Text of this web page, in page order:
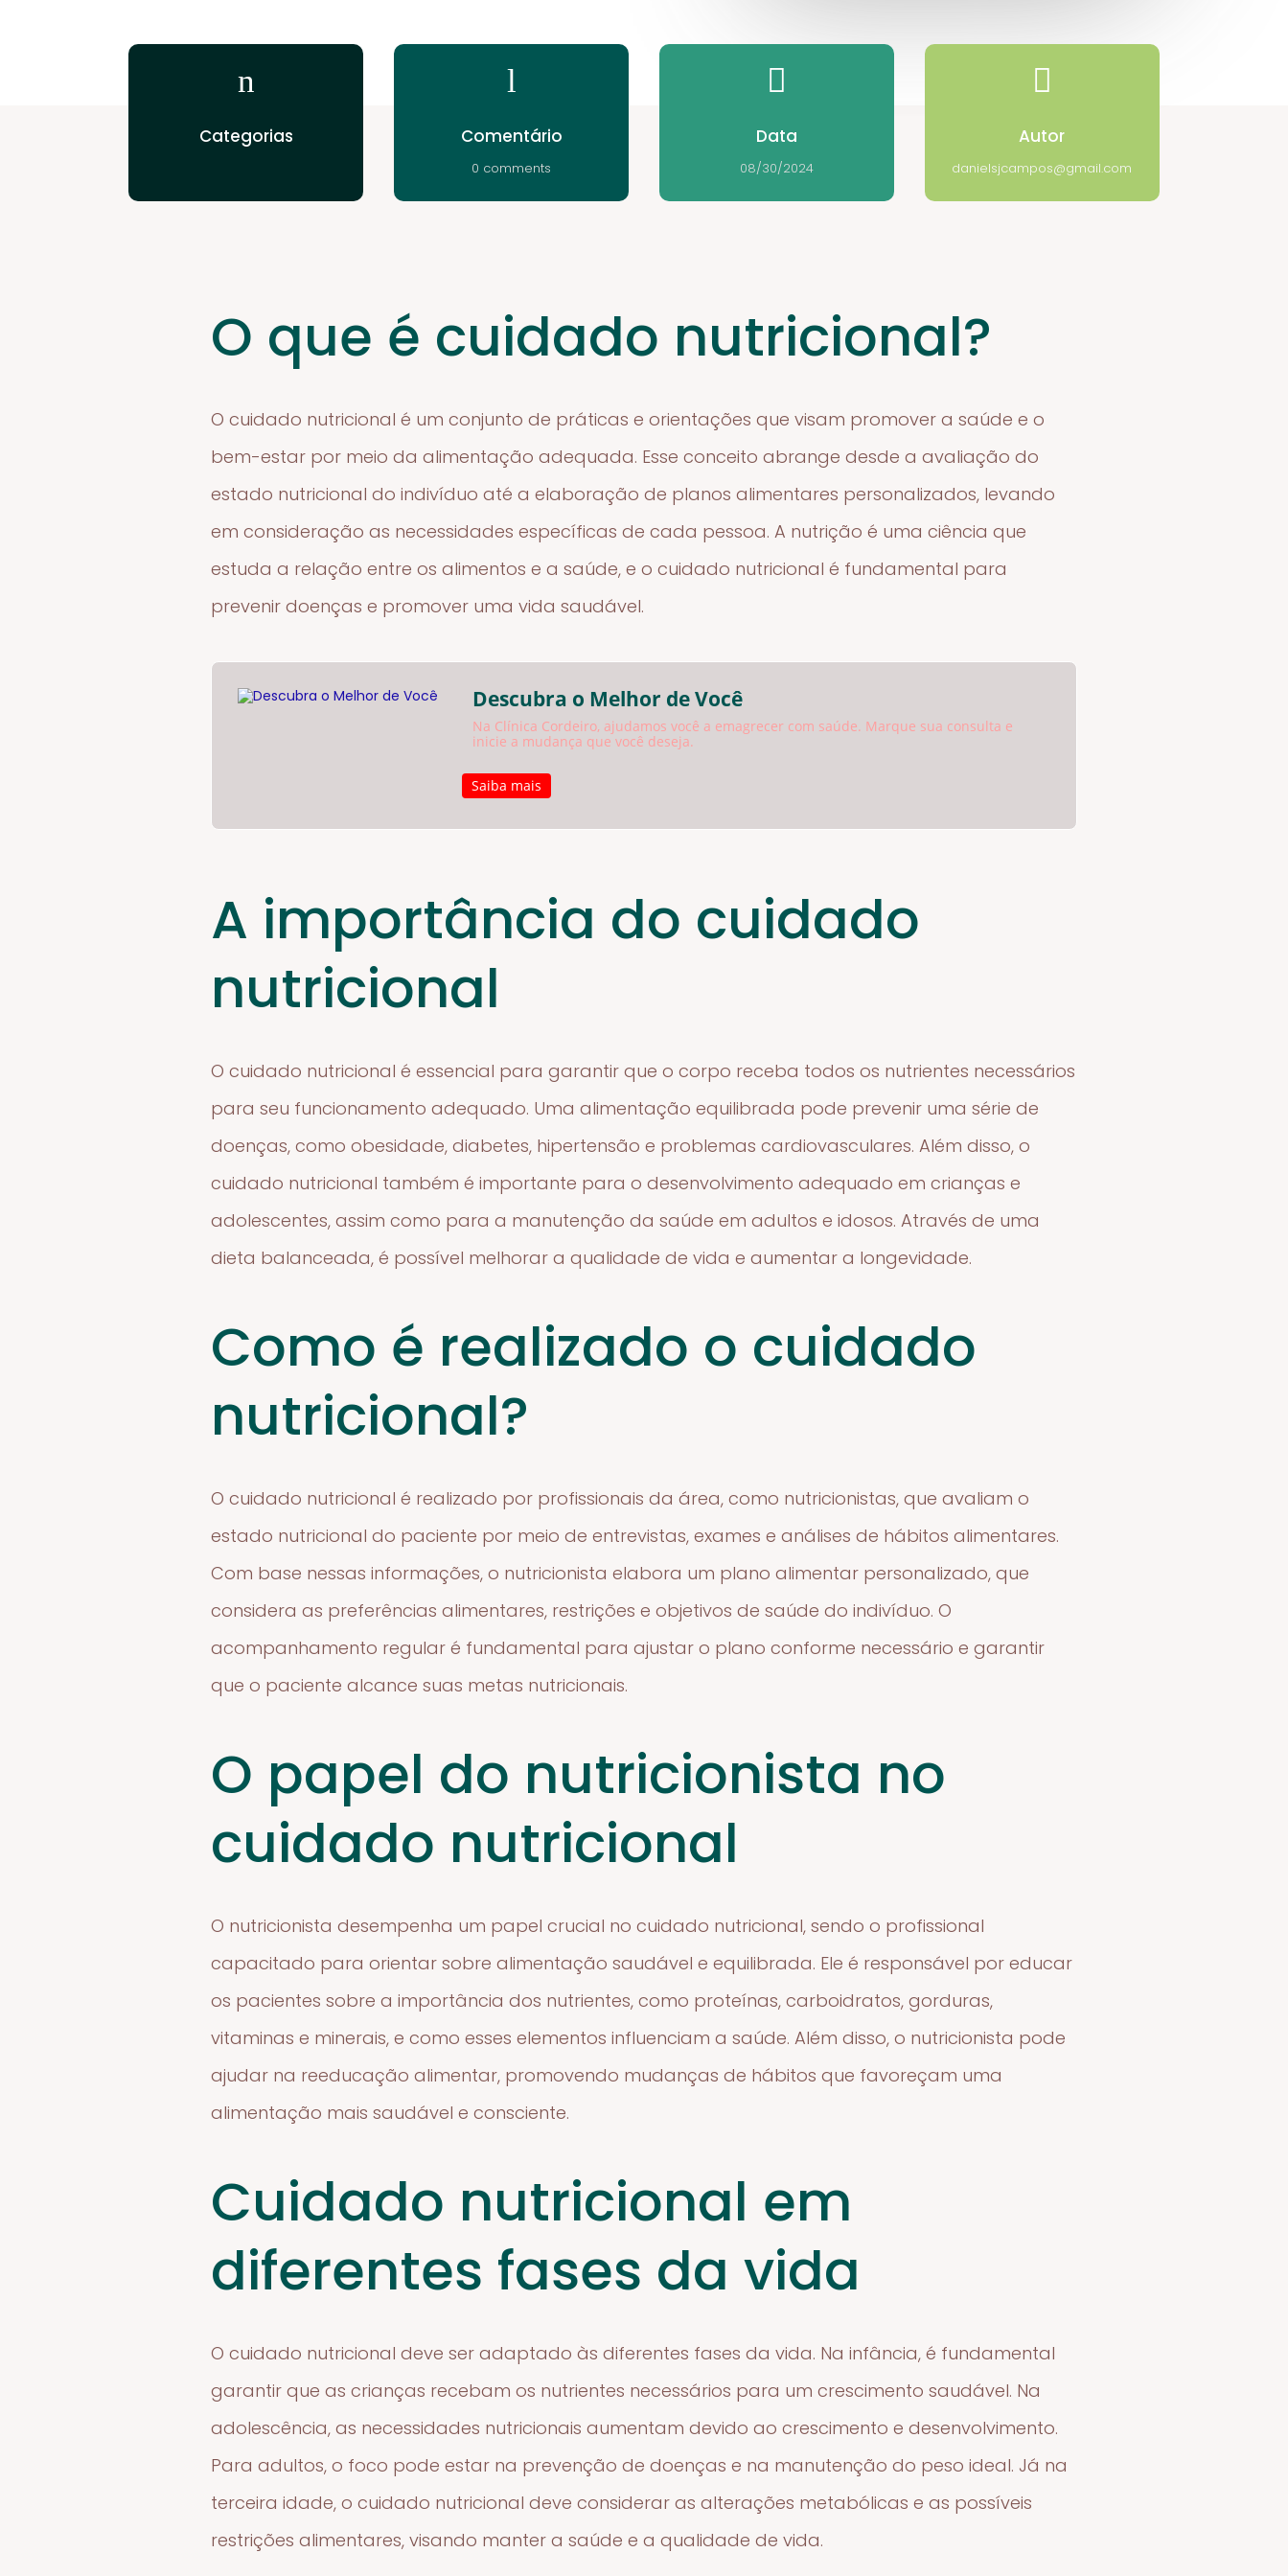
n
Categorias
l
Comentário
0 comments

Data
08/30/2024

Autor
danielsjcampos@gmail.com
O que é cuidado nutricional?
O cuidado nutricional é um conjunto de práticas e orientações que visam promover a saúde e o
bem-estar por meio da alimentação adequada. Esse conceito abrange desde a avaliação do
estado nutricional do indivíduo até a elaboração de planos alimentares personalizados, levando
em consideração as necessidades específicas de cada pessoa. A nutrição é uma ciência que
estuda a relação entre os alimentos e a saúde, e o cuidado nutricional é fundamental para
prevenir doenças e promover uma vida saudável.
Descubra o Melhor de Você
Na Clínica Cordeiro, ajudamos você a emagrecer com saúde. Marque sua consulta e
inicie a mudança que você deseja.
Saiba mais
A importância do cuidado
nutricional
O cuidado nutricional é essencial para garantir que o corpo receba todos os nutrientes necessários
para seu funcionamento adequado. Uma alimentação equilibrada pode prevenir uma série de
doenças, como obesidade, diabetes, hipertensão e problemas cardiovasculares. Além disso, o
cuidado nutricional também é importante para o desenvolvimento adequado em crianças e
adolescentes, assim como para a manutenção da saúde em adultos e idosos. Através de uma
dieta balanceada, é possível melhorar a qualidade de vida e aumentar a longevidade.
Como é realizado o cuidado
nutricional?
O cuidado nutricional é realizado por profissionais da área, como nutricionistas, que avaliam o
estado nutricional do paciente por meio de entrevistas, exames e análises de hábitos alimentares.
Com base nessas informações, o nutricionista elabora um plano alimentar personalizado, que
considera as preferências alimentares, restrições e objetivos de saúde do indivíduo. O
acompanhamento regular é fundamental para ajustar o plano conforme necessário e garantir
que o paciente alcance suas metas nutricionais.
O papel do nutricionista no
cuidado nutricional
O nutricionista desempenha um papel crucial no cuidado nutricional, sendo o profissional
capacitado para orientar sobre alimentação saudável e equilibrada. Ele é responsável por educar
os pacientes sobre a importância dos nutrientes, como proteínas, carboidratos, gorduras,
vitaminas e minerais, e como esses elementos influenciam a saúde. Além disso, o nutricionista pode
ajudar na reeducação alimentar, promovendo mudanças de hábitos que favoreçam uma
alimentação mais saudável e consciente.
Cuidado nutricional em
diferentes fases da vida
O cuidado nutricional deve ser adaptado às diferentes fases da vida. Na infância, é fundamental
garantir que as crianças recebam os nutrientes necessários para um crescimento saudável. Na
adolescência, as necessidades nutricionais aumentam devido ao crescimento e desenvolvimento.
Para adultos, o foco pode estar na prevenção de doenças e na manutenção do peso ideal. Já na
terceira idade, o cuidado nutricional deve considerar as alterações metabólicas e as possíveis
restrições alimentares, visando manter a saúde e a qualidade de vida.